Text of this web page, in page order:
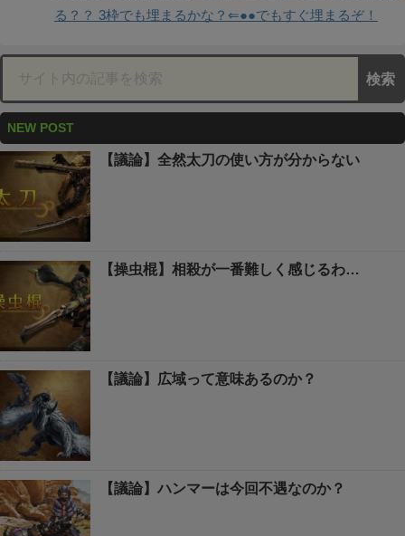
る？？ 3枠でも埋まるかな？⇐●●でもすぐ埋まるぞ！
NEW POST
【議論】全然太刀の使い方が分からない
【操虫棍】相殺が一番難しく感じるわ…
【議論】広域って意味あるのか？
【議論】ハンマーは今回不遇なのか？